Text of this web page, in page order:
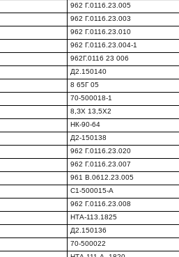
962 Г.0116.23.005
962 Г.0116.23.003
962 Г.0116.23.010
962 Г.0116.23.004-1
962Г.0116 23 006
Д2.150140
8 65Г 05
70-500018-1
8,ЗХ 13,5X2
НК-90-64
Д2-150138
962 Г.0116.23.020
962 Г.0116.23.007
961 В.0612.23.005
С1-500015-А
962 Г.0116.23.008
НТА-113.1825
Д2.150136
70-500022